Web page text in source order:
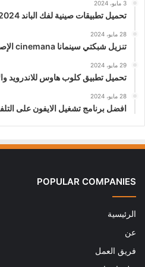
3 مايو، 2024
تحميل تطبيقات صينية لفك الباند 2024 مجانا
28 مايو، 2024
تنزيل شبكتي سينمانا cinemana الإصدار القديم للايفون مجانا
29 مايو، 2024
تحميل تطبيق كلوب هاوس للاندرويد والايفون 2024
28 مايو، 2024
افضل برنامج تشغيل الايفون على التلفزيون
POPULAR COMPANIES
الرئيسية
عن
فريق العمل